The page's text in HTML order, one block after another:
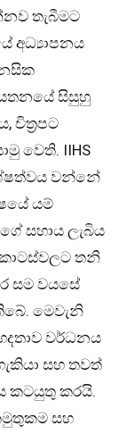
තැබීමට
අධ්‍යාපනය
සිසුහු
චිත්‍රපට
වෙති. IIHS
වන්නේ
යම්
සහාය ලැබිය
තනි
සම වයසේ
මෙවැනි
වර්ධනය
සහ තවත්
කටයුතු කරයි.
සහ